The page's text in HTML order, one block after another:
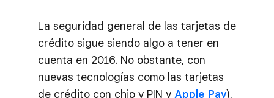
La seguridad general de las tarjetas de
crédito sigue siendo algo a tener en
cuenta en 2016. No obstante, con
nuevas tecnologías como las tarjetas
de crédito con chip y PIN y Apple Pay),